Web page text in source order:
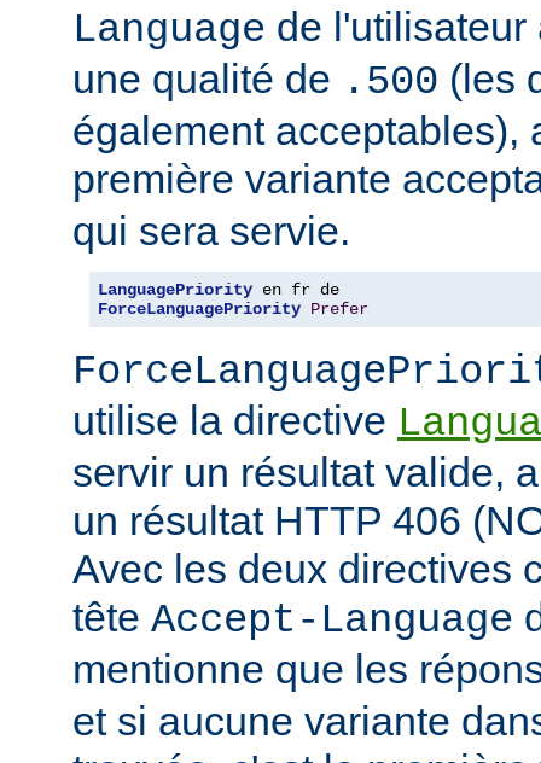
Language de
une qualité de .500 (les
également acceptables),
première variante
qui sera servie.
LanguagePriority
ForceLanguagePriority Prefer
utilise la directive
servir un résultat valide,
un résultat HTTP 406
Avec les deux directives
tête Accept-Language
mentionne que les
et si aucune variante